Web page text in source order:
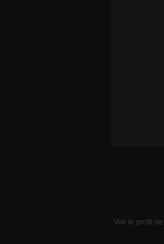
Voir le profil de